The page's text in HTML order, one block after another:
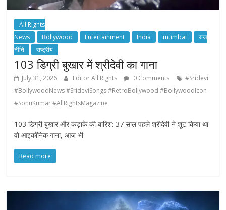
All Rights
News
Bollywood Entertainment India mumbai
राज
नीति
राष्ट्रीय
103 डिग्री बुखार में श्रीदेवी का गाना
July 31, 2026 Editor All Rights 0 Comments
#Sridevi
#BollywoodNews #SrideviSongs #RetroBollywood #BollywoodIcon
#SonuKumar #AllRightsMagazine
103 डिग्री बुखार और कड़ाके की बारिश: 37 साल पहले श्रीदेवी ने शूट किया था
वो आइकॉनिक गाना, आज भी
Read more